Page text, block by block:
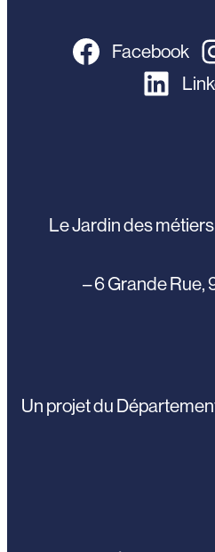
Facebook
Le Jardin des métiers
– 6 Grande Rue,
Un projet du